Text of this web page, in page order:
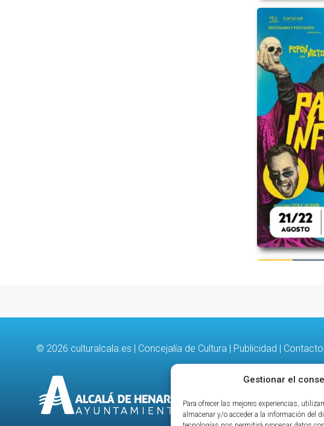
Gestionar el
Para ofrecer las mejores experiencias,
almacenar y/o acceder a la información del
© 2026 culturalcala.es | Concejalía de Cultura | Publicidad | Contacto